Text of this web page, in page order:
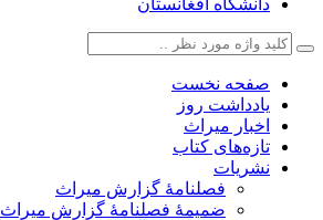
دانشگاه افغانستان
صفحه نخست
یادداشت روز
اخبار میراث
تازه‌های کتاب
نشریات
فصلنامۀ گزارش میراث
ضمیمۀ فصلنامۀ گزارش میراث